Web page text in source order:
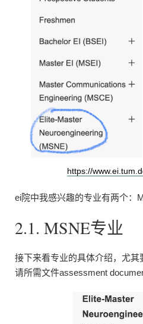
https://
ei院中我感兴趣的专业有两个：
2.1. MSNE专业
接下来看专业的具体介绍，尤其
请所需文件assessment